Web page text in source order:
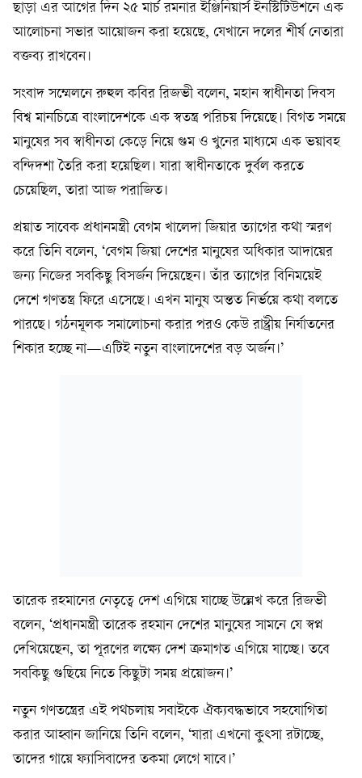
ছাড়া এর আগের দিন ২৫ মার্চ রমনার ইঞ্জিনিয়ার্স ইনস্টিটিউশনে এক
আলোচনা সভার আয়োজন করা হয়েছে, যেখানে দলের শীর্ষ নেতারা
বক্তব্য রাখবেন।
সংবাদ সম্মেলনে রুহুল কবির রিজভী বলেন, মহান স্বাধীনতা দিবস
বিশ্ব মানচিত্রে বাংলাদেশকে এক স্বতন্ত্র পরিচয় দিয়েছে। বিগত সময়ে
মানুষের সব স্বাধীনতা কেড়ে নিয়ে গুম ও খুনের মাধ্যমে এক ভয়াবহ
বন্দিদশা তৈরি করা হয়েছিল। যারা স্বাধীনতাকে দুর্বল করতে
চেয়েছিল, তারা আজ পরাজিত।
প্রয়াত সাবেক প্রধানমন্ত্রী বেগম খালেদা জিয়ার ত্যাগের কথা স্মরণ
করে তিনি বলেন, ‘বেগম জিয়া দেশের মানুষের অধিকার আদায়ের
জন্য নিজের সবকিছু বিসর্জন দিয়েছেন। তাঁর ত্যাগের বিনিময়েই
দেশে গণতন্ত্র ফিরে এসেছে। এখন মানুষ অন্তত নির্ভয়ে কথা বলতে
পারছে। গঠনমূলক সমালোচনা করার পরও কেউ রাষ্ট্রীয় নির্যাতনের
শিকার হচ্ছে না—এটিই নতুন বাংলাদেশের বড় অর্জন।’
তারেক রহমানের নেতৃত্বে দেশ এগিয়ে যাচ্ছে উল্লেখ করে রিজভী
বলেন, ‘প্রধানমন্ত্রী তারেক রহমান দেশের মানুষের সামনে যে স্বপ্ন
দেখিয়েছেন, তা পূরণের লক্ষ্যে দেশ ক্রমাগত এগিয়ে যাচ্ছে। তবে
সবকিছু গুছিয়ে নিতে কিছুটা সময় প্রয়োজন।’
নতুন গণতন্ত্রের এই পথচলায় সবাইকে ঐক্যবদ্ধভাবে সহযোগিতা
করার আহ্বান জানিয়ে তিনি বলেন, ‘যারা এখনো কুৎসা রটাচ্ছে,
তাদের গায়ে ফ্যাসিবাদের তকমা লেগে যাবে।’